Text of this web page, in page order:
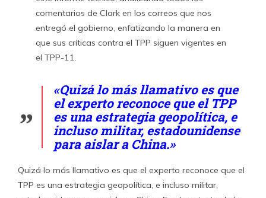
comentarios de Clark en los correos que nos
entregó el gobierno, enfatizando la manera en
que sus críticas contra el TPP siguen vigentes en
el TPP-11.
«Quizá lo más llamativo es que
el experto reconoce que el TPP
es una estrategia geopolítica, e
incluso militar, estadounidense
para aislar a China.»
Quizá lo más llamativo es que el experto reconoce que el
TPP es una estrategia geopolítica, e incluso militar,